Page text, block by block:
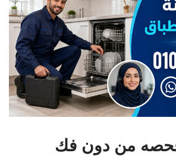
من دون فك